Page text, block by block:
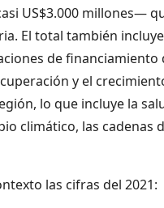
US$3.000 millones—
El total también
de financiamiento
y el
lo que incluye la
climático, las cadenas
las cifras del 2021: